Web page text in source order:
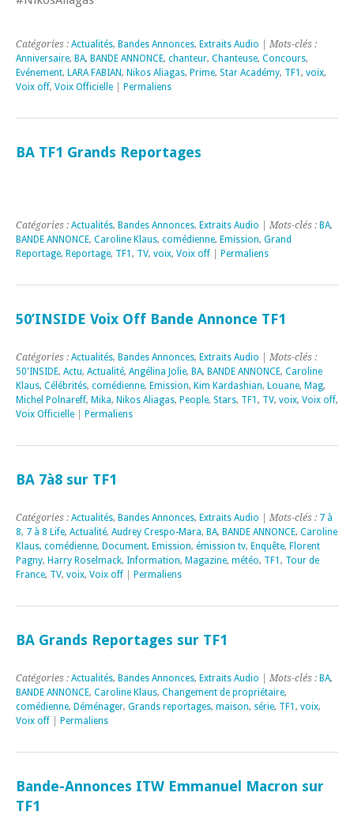
Catégories : Actualités, Bandes Annonces, Extraits Audio | Mots-clés :
Anniversaire, BA, BANDE ANNONCE, chanteur, Chanteuse, Concours,
Evénement, LARA FABIAN, Nikos Aliagas, Prime, Star Académy, TF1 , voix,
Voix off, Voix Officielle Permaliens
BA TF1 Grands Reportages
Catégories : Actualités, Bandes Annonces, Extraits Audio | Mots-clés : BA,
BANDE ANNONCE, Caroline Klaus, comédienne, Emission, Grand
Reportage, Reportage, TF1 , TV, voix, Voix off Permaliens
50’INSIDE Voix Off Bande Annonce TF1
Catégories : Actualités, Bandes Annonces, Extraits Audio | Mots-clés :
50'INSIDE, Actu, Actualité, Angélina Jolie, BA, BANDE ANNONCE, Caroline
Klaus, Célébrités, comédienne, Emission, Kim Kardashian, Louane, Mag,
Michel Polnareff, Mika, Nikos Aliagas, People, Stars, TF1 , TV, voix, Voix off,
Voix Officielle
Permaliens
BA 7à8 sur TF1
Catégories : Actualités, Bandes Annonces, Extraits Audio | Mots-clés : 7 à
8, 7 à 8 Life, Actualité, Audrey Crespo-Mara, BA, BANDE ANNONCE, Caroline
Klaus, comédienne, Document, Emission, émission tv, Enquête, Florent
Pagny, Harry Roselmack, Information, Magazine, météo, TF1 , Tour de
France, TV, voix, Voix off Permaliens
BA Grands Reportages sur TF1
Catégories : Actualités, Bandes Annonces, Extraits Audio | Mots-clés : BA,
BANDE ANNONCE, Caroline Klaus, Changement de propriétaire,
comédienne, Déménager, Grands reportages, maison, série, TF1 , voix,
Voix off
Permaliens
Bande-Annonces ITW Emmanuel Macron sur
TF1